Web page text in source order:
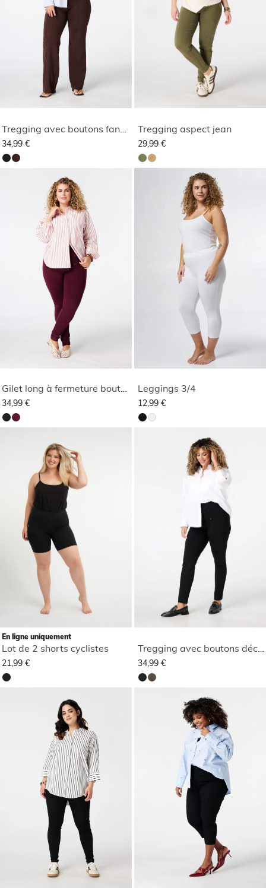
34,99 €
Tregging aspect jean
29,99 €
Gilet long à fermeture boutonnée
34,99 €
Leggings 3/4
12,99 €
En ligne uniquement
Lot de 2 shorts cyclistes
21,99 € 34,99 €